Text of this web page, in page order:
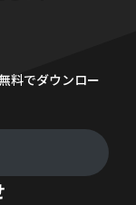
料でダウンロー